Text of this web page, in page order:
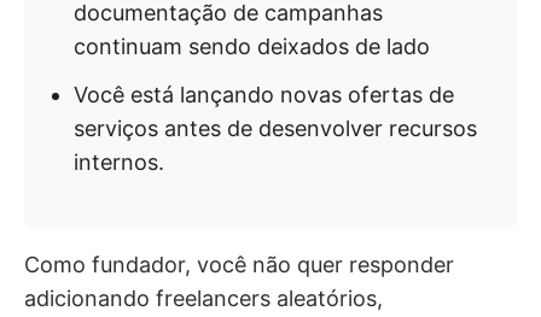
documentação de campanhas
continuam sendo deixados de lado
Você está lançando novas ofertas de
serviços antes de desenvolver recursos
internos.
Como fundador, você não quer responder
adicionando freelancers aleatórios,